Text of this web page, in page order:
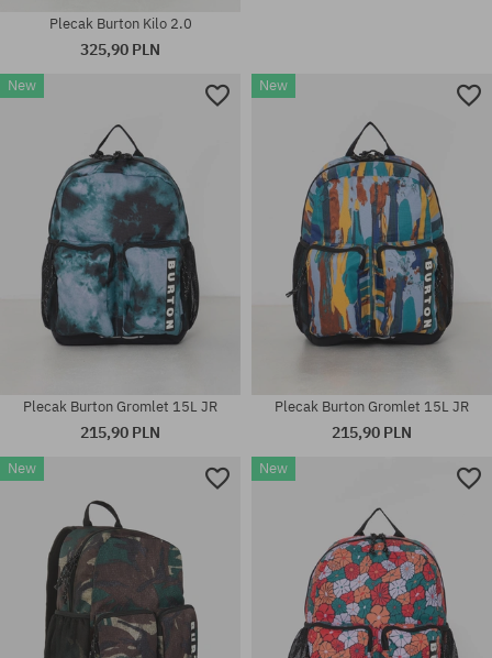
rozmiar uniwersalny
Dostępne rozmiary:
rozmiar uniwersalny
Plecak Burton Kilo 2.0
325,90 PLN
rozmiar uniwersalny
New
Plecak Burton Gromlet 15L JR
215,90 PLN
New
Plecak Burton Gromlet 15L JR
215,90 PLN
New New